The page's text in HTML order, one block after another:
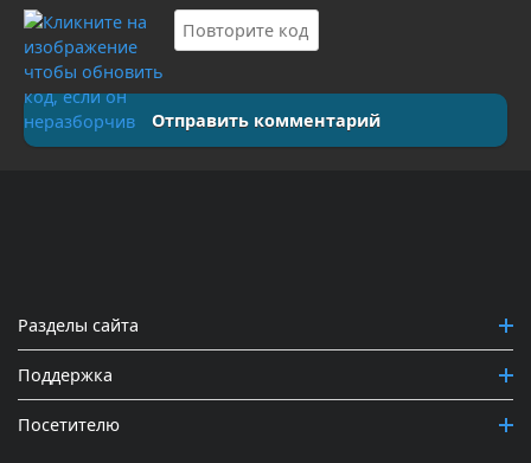
Отправить комментарий
Разделы сайта
Поддержка
Посетителю